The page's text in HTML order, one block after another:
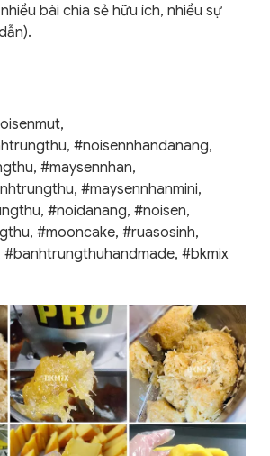
bài chia sẻ hữu ích, nhiều sự
#noisennhandanang,
#maysennhan,
#maysennhanmini,
#noidanang, #noisen,
#mooncake, #ruasosinh,
#bkmix